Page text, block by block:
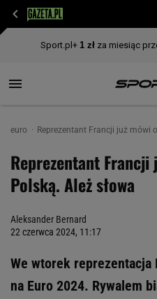
euro Reprezentant Francji już mówi
Reprezentant Francji
Polską. Ależ słowa
Aleksander Bernard
22 czerwca 2024, 11:17
We wtorek
na Euro 2024. Rywalem